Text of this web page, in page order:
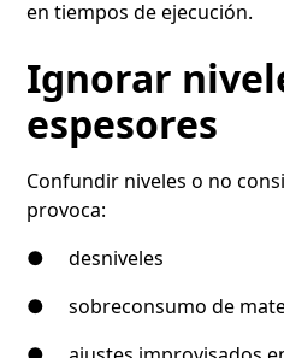
en tiempos de ejecución.
Ignorar
espesores
Confundir niveles o no
provoca:
● desniveles
● sobreconsumo de